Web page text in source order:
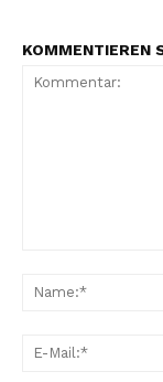
KOMMENTIEREN